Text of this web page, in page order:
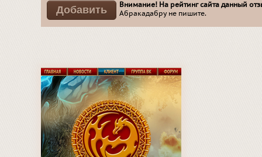
Внимание! На рейтинг сайта данный
Абракадабру не пишите.